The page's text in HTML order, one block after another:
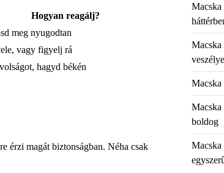
Hogyan reagálj?
meg nyugodtan
vagy figyelj rá
hagyd békén
érzi magát biztonságban. Néha csak
Macska
Macska
Macska
boldog
Macska